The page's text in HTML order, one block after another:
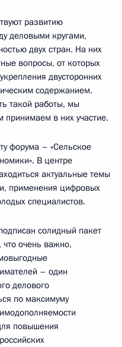
развитию
деловыми кругами,
двух стран. На них
вопросы, от которых
двусторонних
содержанием.
такой работы, мы
в них участие.
форума – «Сельское
В центре
актуальные темы
применения цифровых
специалистов.
солидный пакет
очень важно,
– один
делового
по максимуму
повышения